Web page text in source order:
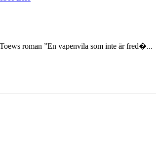
roman ”En vapenvila som inte är fred�...